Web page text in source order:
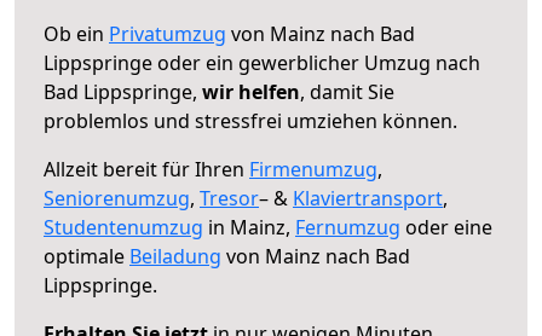
Ob ein Privatumzug von Mainz nach Bad
Lippspringe oder ein gewerblicher Umzug nach
Bad Lippspringe, wir helfen, damit Sie
problemlos und stressfrei umziehen können.
Allzeit bereit für Ihren Firmenumzug,
Seniorenumzug, Tresor– & Klaviertransport,
Studentenumzug in Mainz, Fernumzug oder eine
optimale Beiladung von Mainz nach Bad
Lippspringe.